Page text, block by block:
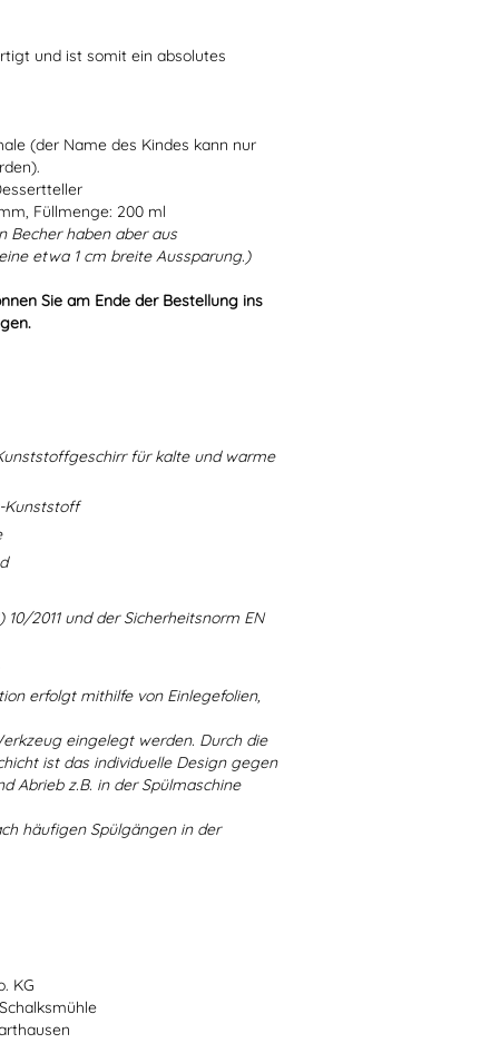
und ist somit ein absolutes
(der Name des Kindes kann nur
Füllmenge: 200 ml
Becher haben aber aus
etwa 1 cm breite Aussparung.)
Sie am Ende der Bestellung ins
für kalte und warme
Kunststoff
2011 und der Sicherheitsnorm EN
erfolgt mithilfe von Einlegefolien,
eingelegt werden. Durch die
ist das individuelle Design gegen
Abrieb z.B. in der Spülmaschine
häufigen Spülgängen in der
KG